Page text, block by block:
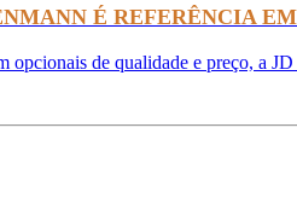
É REFERÊNCIA
opcionais de qualidade e preço, a